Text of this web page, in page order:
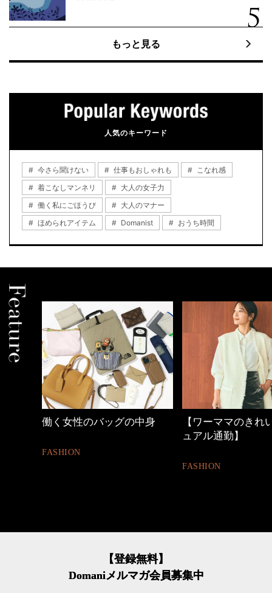
もっと見る
人気のキーワード
今さら聞けない 仕事もおしゃれも
こなれ感
着こなしマンネリ
大人の女子力
働く私にごほうび
大人のマナー
ほめられアイテム
Domanist おうち時間
働く女性のバッグの中身
FASHION
【ワーママのきれいめ
ュアル通勤】
FASHION
【登録無料】
Domaniメルマガ会員募集中